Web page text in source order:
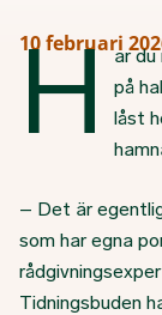
10 februari
H ar du
på
låst
– Det är
som har egna
Tidningsbuden